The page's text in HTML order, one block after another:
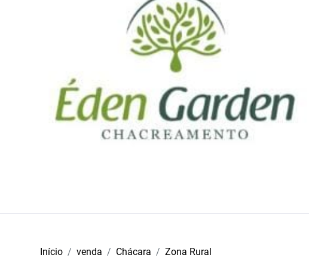
Início venda Chácara Zona Rural